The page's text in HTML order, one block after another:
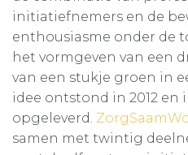
initiatiefnemers en de
enthousiasme onder de
het vormgeven van een
van een stukje groen in
idee ontstond in 2012 en
opgeleverd.
samen met twintig